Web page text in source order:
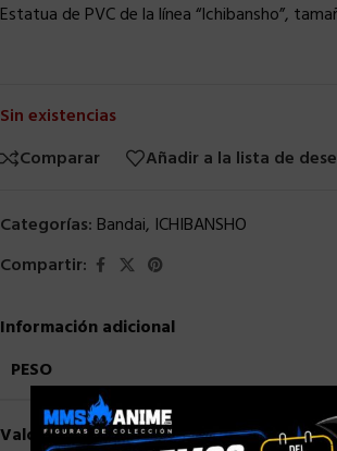
Estatua de PVC de la línea “Ichibansho”,
Sin existencias
Comparar
Añadir a la lista de
Categorías: Bandai, ICHIBANSHO
Compartir:
Información adicional
PESO
Valoraciones (0)